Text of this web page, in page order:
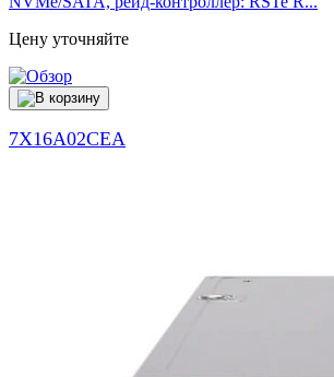
Цену уточняйте
7X16A02CEA